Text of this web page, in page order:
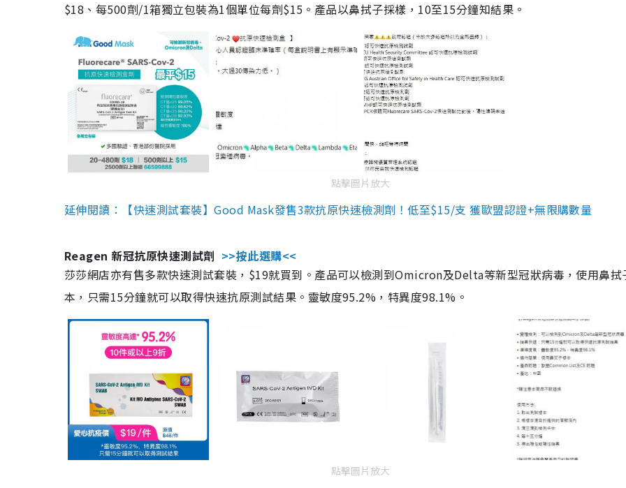
$18、每500劑/1箱獨立包裝為1個單位每劑$15。產品以鼻拭子採樣，10至15分鐘知結果。
點擊圖片放大
延伸閱讀：【快速測試套裝】Good Mask發售3款抗原快速檢測劑！低至$15/支 獲歐盟認證+無限購數量
Reagen 新冠抗原快速測試劑 >>按此選購<<
莎莎網店亦有售多款快速測試套裝，$19就買到。產品可以檢測到Omicron及Delta等新型冠狀病毒，使用鼻拭
本，只需15分鐘就可以取得快速抗原測試結果。靈敏度95.2%，特異度98.1%。
點擊圖片放大